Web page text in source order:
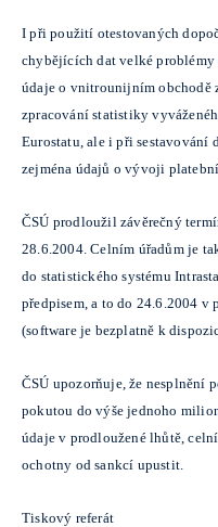
I při použití otestovaných
chybějících dat velké
údaje o vnitrounijním obchodě
zpracování statistiky
Eurostatu, ale i při sestavování
zejména údajů o vývoji platební
ČSÚ prodloužil závěrečný
28.6.2004. Celním úřadům je
do statistického systému
předpisem, a to do 24.6.2004 v
(software je bezplatně k
ČSÚ upozorňuje, že nesplnění
pokutou do výše jednoho
údaje v prodloužené lhůtě,
ochotny od sankcí upustit.
Tiskový referát